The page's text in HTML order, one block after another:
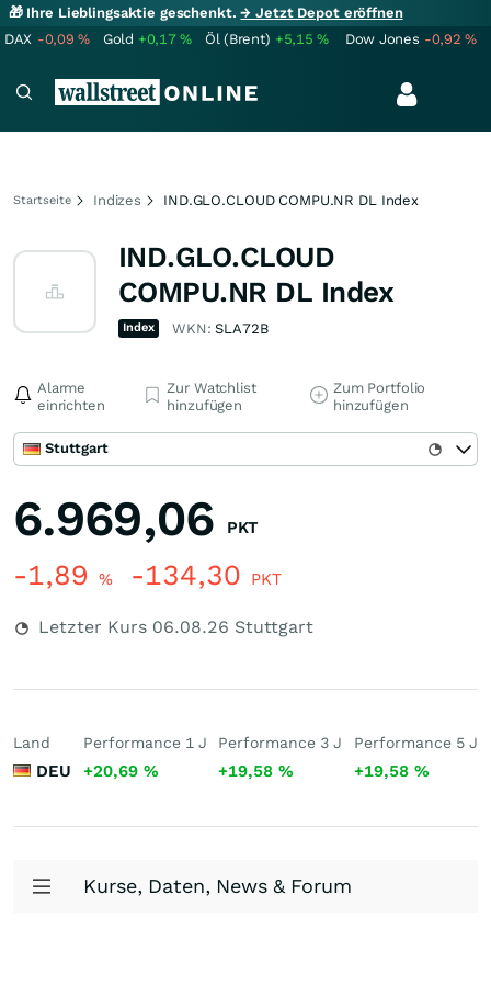
🎁 Ihre Lieblingsaktie geschenkt.→ Jetzt Depot eröffnen
DAX -0,09% Gold +0,17% Öl (Brent) +5,15% Dow Jones -0,92%
Startseite Indizes IND.GLO.CLOUD COMPU.NR DL Index
IND.GLO.CLOUD
COMPU.NR DL Index
Index WKN:SLA72B
Alarme
einrichten
Zur Watchlist
hinzufügen
Zum Portfolio
hinzufügen
Stuttgart
6.969,06 PKT
-1,89 % -134,30 PKT
Letzter Kurs 06.08.26 Stuttgart
Land
DEU
Performance 1 J
+20,69 %
Performance 3 J
+19,58%
Performance 5 J
+19,58 %
Kurse, Daten, News & Forum